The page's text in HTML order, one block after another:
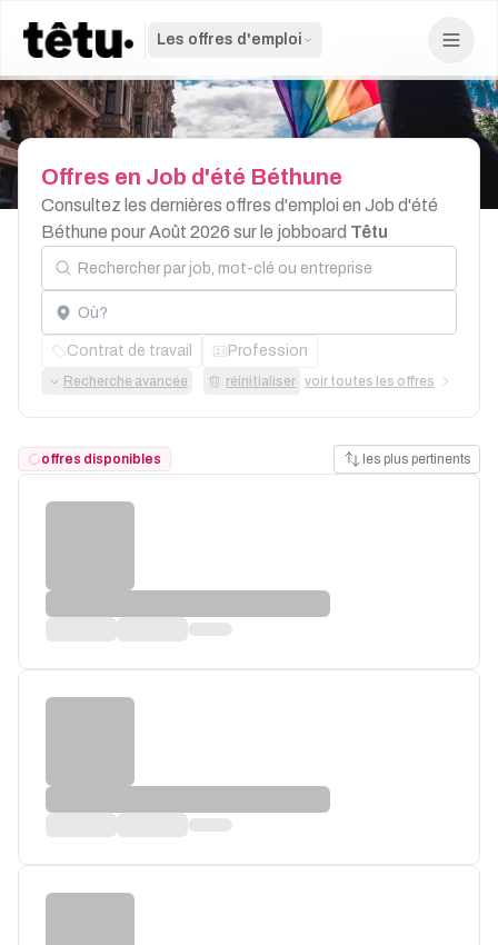
Les offres d'emploi
Offres en Job d'été Béthune
Consultez les dernières offres d'emploi en Job d'été
Béthune pour Août 2026 sur le jobboard Têtu
Rechercher par job, mot-clé ou entreprise
Localisation
Contrat de travail Profession
Recherche avancée réinitialiser voir toutes les offres
offres disponibles les plus pertinents